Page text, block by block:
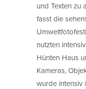
und Texten zu
fasst die
nutzten
Hünten Haus
Kameras,
wurde intensiv